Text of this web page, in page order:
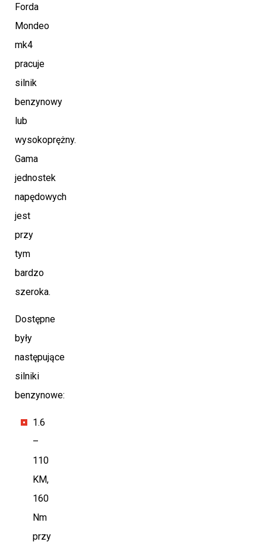
Forda
Mondeo
mk4
pracuje
silnik
benzynowy
lub
wysokoprężny.
Gama
jednostek
napędowych
jest
przy
tym
bardzo
szeroka.
Dostępne
były
następujące
silniki
benzynowe:
1.6
–
110
KM,
160
Nm
przy